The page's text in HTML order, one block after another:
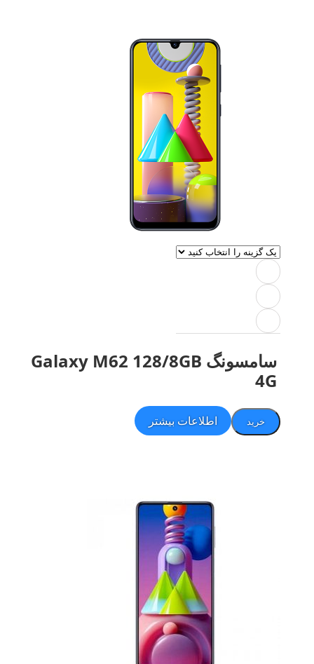
سامسونگ Galaxy M62 128/8GB
4G
خرید اطلاعات بیشتر